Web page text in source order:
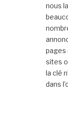
nous
pages
sites
la clé
dans